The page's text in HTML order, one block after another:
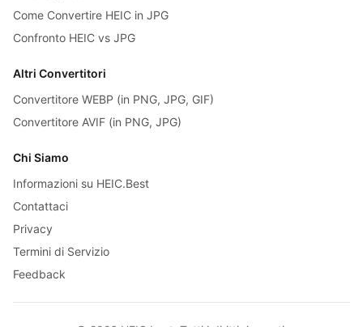
Come Convertire HEIC in JPG
Confronto HEIC vs JPG
Altri Convertitori
Convertitore WEBP (in PNG, JPG, GIF)
Convertitore AVIF (in PNG, JPG)
Chi Siamo
Informazioni su HEIC.Best
Contattaci
Privacy
Termini di Servizio
Feedback